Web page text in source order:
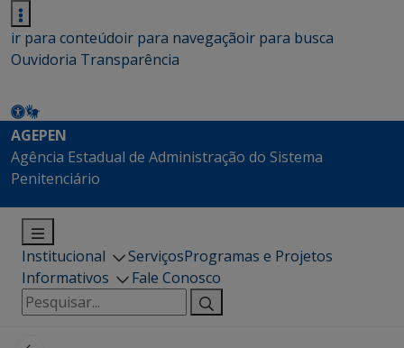
ir para conteúdoir para navegaçãoir para busca
Ouvidoria Transparência
AGEPEN
Agência Estadual de Administração do Sistema
Penitenciário
Institucional ServiçosProgramas e Projetos
Informativos
Fale Conosco
Pesquisar
por: